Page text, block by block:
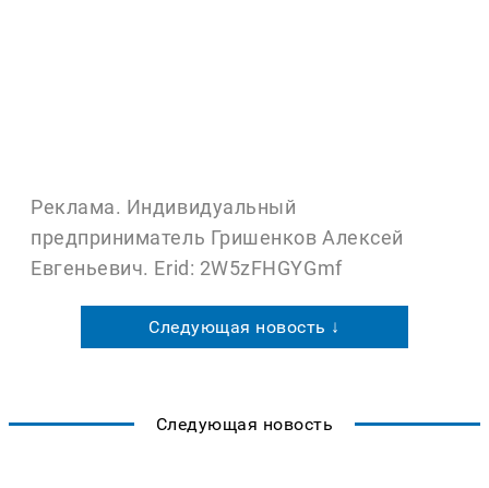
Реклама. Индивидуальный
предприниматель Гришенков Алексей
Евгеньевич. Erid: 2W5zFHGYGmf
Следующая новость ↓
Следующая новость